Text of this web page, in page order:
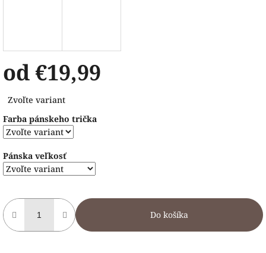
od €19,99
cena:
Zvoľte variant
Farba pánskeho trička
Pánska veľkosť
Do košíka